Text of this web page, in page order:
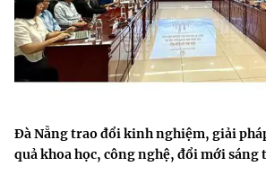
Đà Nẵng trao đổi kinh nghiệm, giải
quả khoa học, công nghệ, đổi mới sáng